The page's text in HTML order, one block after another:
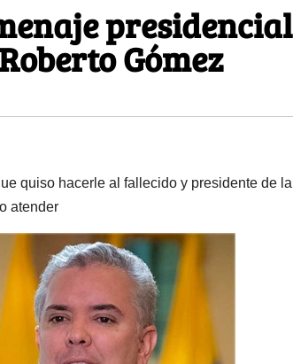
presidencial
Gómez
quiso hacerle al fallecido y presidente de la
atender